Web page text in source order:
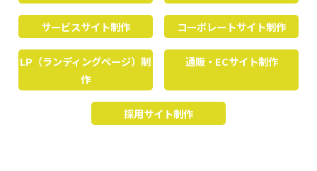
サービスサイト制作 コーポレートサイト制作
LP（ランディングページ）制
作
通販・ECサイト制作
採用サイト制作